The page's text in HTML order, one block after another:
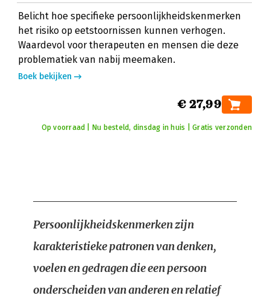
Belicht hoe specifieke persoonlijkheidskenmerken
het risiko op eetstoornissen kunnen verhogen.
Waardevol voor therapeuten en mensen die deze
problematiek van nabij meemaken.
Boek bekijken
€ 27,99
Op voorraad | Nu besteld, dinsdag in huis | Gratis verzonden
Persoonlijkheidskenmerken zijn
karakteristieke patronen van denken,
voelen en gedragen die een persoon
onderscheiden van anderen en relatief